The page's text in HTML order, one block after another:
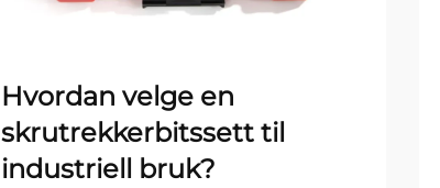
Hvordan velge en
skrutrekkerbitssett til
industriell bruk?